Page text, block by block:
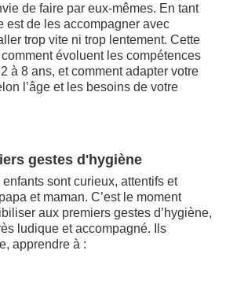
de faire par eux-mêmes. En tant
est de les accompagner avec
trop vite ni trop lentement. Cette
évoluent les compétences
à 8 ans, et comment adapter votre
l’âge et les besoins de votre
gestes d'hygiène
sont curieux, attentifs et
et maman. C’est le moment
aux premiers gestes d’hygiène,
ludique et accompagné. Ils
apprendre à :